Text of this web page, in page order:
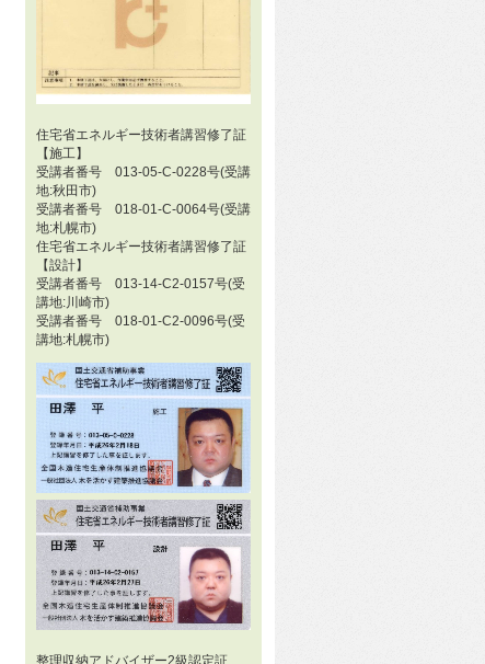
住宅省エネルギー技術者講習修了証
【施工】
受講者番号 013-05-C-0228号(受講
地:秋田市)
受講者番号 018-01-C-0064号(受講
地:札幌市)
住宅省エネルギー技術者講習修了証
【設計】
受講者番号 013-14-C2-0157号(受
講地:川崎市)
受講者番号 018-01-C2-0096号(受
講地:札幌市)